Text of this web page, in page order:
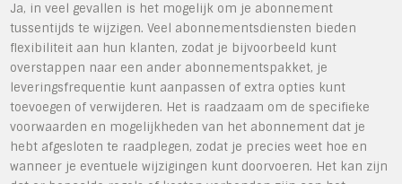
Ja, in veel gevallen is het mogelijk om je abonnement
tussentijds te wijzigen. Veel abonnementsdiensten bieden
flexibiliteit aan hun klanten, zodat je bijvoorbeeld kunt
overstappen naar een ander abonnementspakket, je
leveringsfrequentie kunt aanpassen of extra opties kunt
toevoegen of verwijderen. Het is raadzaam om de specifieke
voorwaarden en mogelijkheden van het abonnement dat je
hebt afgesloten te raadplegen, zodat je precies weet hoe en
wanneer je eventuele wijzigingen kunt doorvoeren. Het kan zijn